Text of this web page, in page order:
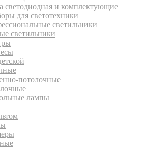
светодиодная и комплектующие
для светотехники
светильники
светильники
потолочные
лампы